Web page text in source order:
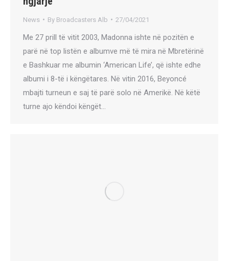
News By Broadcasters Alb 27/04/2021
Me 27 prill të vitit 2003, Madonna ishte në pozitën e
parë në top listën e albumve më të mira në Mbretërinë
e Bashkuar me albumin ‘American Life’, që ishte edhe
albumi i 8-të i këngëtares. Në vitin 2016, Beyoncé
mbajti turneun e saj të parë solo në Amerikë. Në këtë
turne ajo këndoi këngët…